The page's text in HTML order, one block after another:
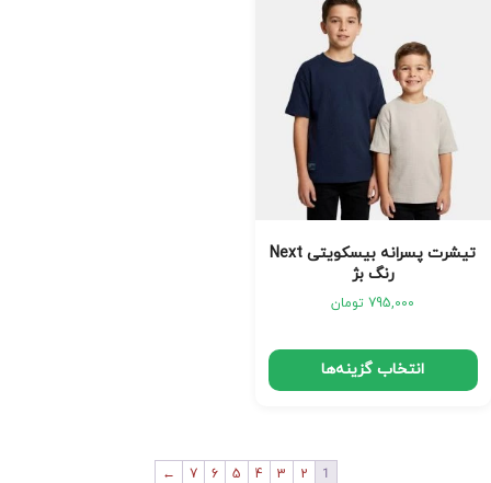
تیشرت پسرانه بیسکویتی Next
رنگ بژ
795,000 تومان
انتخاب گزینه‌ها
1
2
3
4
5
6
7
←